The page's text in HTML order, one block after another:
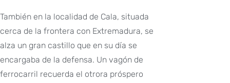
También en la localidad de Cala, situada
cerca de la frontera con Extremadura, se
alza un gran castillo que en su día se
encargaba de la defensa. Un vagón de
ferrocarril recuerda el otrora próspero